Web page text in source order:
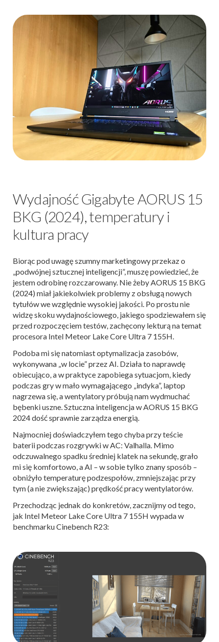
Wydajność Gigabyte AORUS 15
BKG (2024), temperatury i
kultura pracy
Biorąc pod uwagę szumny marketingowy przekaz o
„podwójnej sztucznej inteligencji”, muszę powiedzieć, że
jestem odrobinę rozczarowany. Nie żeby AORUS 15 BKG
(2024) miał jakiekolwiek problemy z obsługą nowych
tytułów we względnie wysokiej jakości. Po prostu nie
widzę skoku wydajnościowego, jakiego spodziewałem się
przed rozpoczęciem testów, zachęcony lekturą na temat
procesora Intel Meteor Lake Core Ultra 7 155H.
Podoba mi się natomiast optymalizacja zasobów,
wykonywana „w locie” przez AI. Działa to naprawdę
obiecująco, a w praktyce zapobiega sytuacjom, kiedy
podczas gry w mało wymagającego „indyka”, laptop
nagrzewa się, a wentylatory próbują nam wydmuchać
bębenki uszne. Sztuczna inteligencja w AORUS 15 BKG
2024 dość sprawnie zarządza energią.
Najmocniej doświadczyłem tego chyba przy teście
baterii podczas rozgrywki w AC: Valhalla. Mimo
odczuwalnego spadku średniej klatek na sekundę, grało
mi się komfortowo, a AI – w sobie tylko znany sposób –
obniżyło temperaturę podzespołów, zmniejszając przy
tym (a nie zwiększając) prędkość pracy wentylatorów.
Przechodząc jednak do konkretów, zacznijmy od tego,
jak Intel Meteor Lake Core Ultra 7 155H wypada w
benchmarku Cinebench R23: